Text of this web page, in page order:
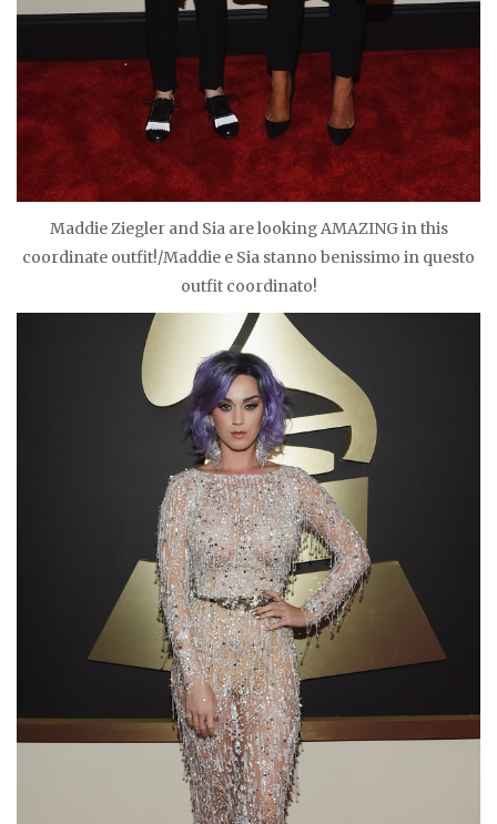
Maddie Ziegler and Sia are looking AMAZING in this
coordinate outfit!/Maddie e Sia stanno benissimo in questo
outfit coordinato!